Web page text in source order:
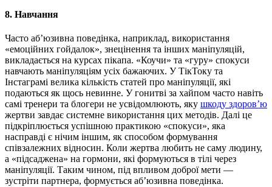
8. Навчання
Часто аб’юзивна поведінка, наприклад, використання
«емоційних гойдалок», знецінення та інших маніпуляцій,
викладається на курсах пікапа. «Коучи» та «гуру» спокуси
навчають маніпуляціям усіх бажаючих. У ТікТоку та
Інстаграмі велика кількість статей про маніпуляції, які
подаються як щось невинне. У гонитві за хайпом часто навіть
самі тренери та блогери не усвідомлюють, яку шкоду здоров’ю
жертви завдає системне використання цих методів. Далі це
підкріплюється успішною практикою «спокуси», яка
насправді є нічим іншим, як способом формування
співзалежних відносин. Коли жертва любить не саму людину,
а «підсаджена» на гормони, які формуються в тілі через
маніпуляції. Таким чином, під впливом доброї мети —
зустріти партнера, формується аб’юзивна поведінка.